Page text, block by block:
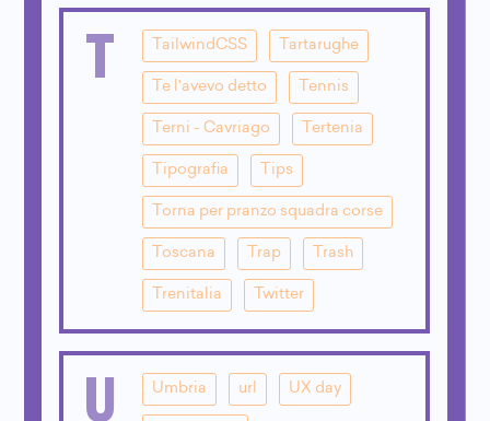
T TailwindCSS Tartarughe
Te l'avevo detto Tennis
Terni - Cavriago Tertenia
Tipografia Tips
Torna per pranzo squadra corse
Toscana Trap Trash
Trenitalia Twitter
U Umbria url UX day